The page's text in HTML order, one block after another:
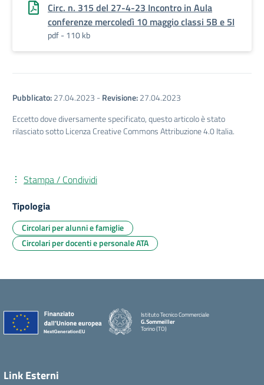
Circ. n. 315 del 27-4-23 Incontro in Aula
conferenze mercoledì 10 maggio classi 5B e 5I
pdf - 110 kb
Pubblicato:27.04.2023 -Revisione:27.04.2023
Eccetto dove diversamente specificato, questo articolo è stato
rilasciato sotto Licenza Creative Commons Attribuzione 4.0 Italia.
Stampa / Condividi
Tipologia
Circolari per alunni e famiglie
Circolari per docenti e personale ATA
Istituto Tecnico Commerciale
G.Sommeiller
Torino (TO)
Link Esterni